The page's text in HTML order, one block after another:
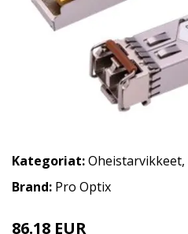
Kategoriat:Oheistarvikkeet,
Brand: Pro Optix
86.18 EUR